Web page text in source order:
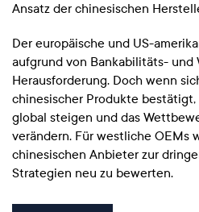
Ansatz der chinesischen
Der europäische und US-
aufgrund von Bankabilitäts- und
Herausforderung. Doch wenn
chinesischer Produkte
global steigen und das
verändern. Für westliche OEMs
chinesischen Anbieter zur
Strategien neu zu bewerten.